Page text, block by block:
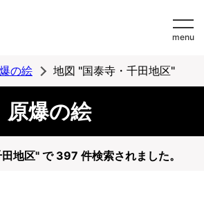
Database
menu
の絵 地図 "国泰寺・千田地区"
原爆の絵
地区" で 397 件検索されました。